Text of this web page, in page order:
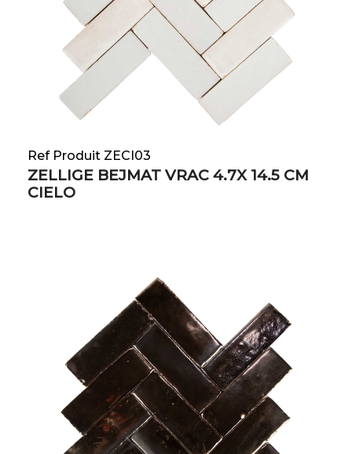
Ref Produit ZECI03
ZELLIGE BEJMAT VRAC 4.7X 14.5 CM
CIELO